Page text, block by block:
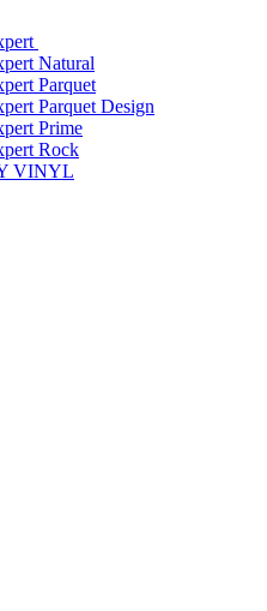
Natural
Parquet
Parquet Design
Prime
Rock
VINYL